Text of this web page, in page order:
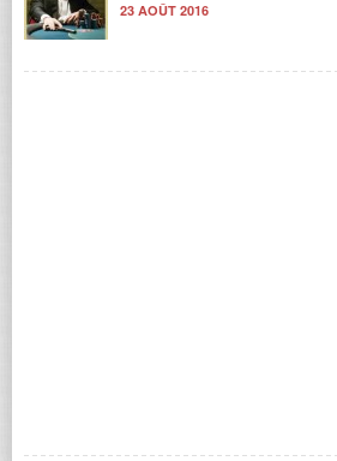
23 AOÛT 2016